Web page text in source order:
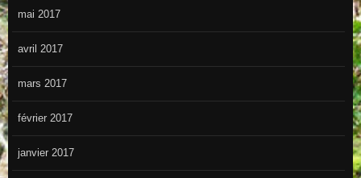
mai 2017
avril 2017
mars 2017
février 2017
janvier 2017